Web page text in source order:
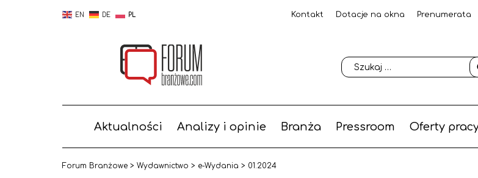
EN DE PL Kontakt Dotacje na okna Prenumerata
Aktualności Analizy i opinie Branża Pressroom Oferty
Forum Branżowe > Wydawnictwo > e-Wydania > 01.2024